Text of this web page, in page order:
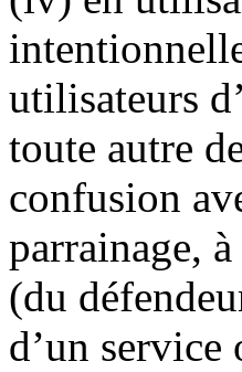
utilisateurs
toute autre
confusion
parrainage,
(du
d’un